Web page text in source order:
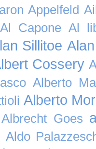
Appelfeld
Al Capone Al
Sillitoe
Cossery
Alberto
Alberto
Albrecht Goes
Aldo